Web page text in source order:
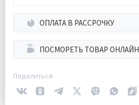
ОПЛАТА В РАССРОЧКУ
ПОСМОРЕТЬ ТОВАР ОНЛАЙН
Поделиться: